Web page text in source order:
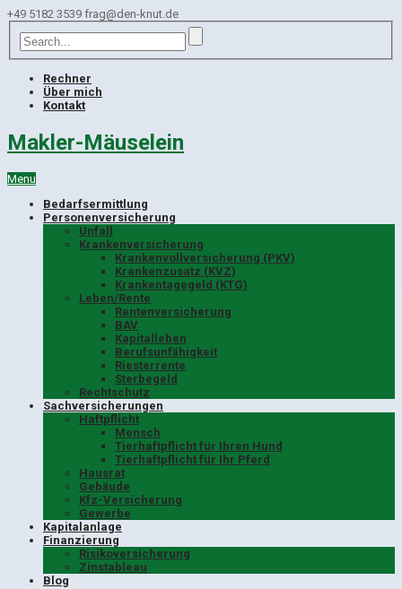
+49 5182 3539 frag@den-knut.de
Rechner
Über mich
Kontakt
Makler-Mäuselein
Menu
Bedarfsermittlung
Personenversicherung
Unfall
Krankenversicherung
Krankenvollversicherung (PKV)
Krankenzusatz (KVZ)
Krankentagegeld (KTG)
Leben/Rente
Rentenversicherung
BAV
Kapitalleben
Berufsunfähigkeit
Riesterrente
Sterbegeld
Rechtschutz
Sachversicherungen
Haftpflicht
Mensch
Tierhaftpflicht für Ihren Hund
Tierhaftpflicht für Ihr Pferd
Hausrat
Gebäude
Kfz-Versicherung
Gewerbe
Kapitalanlage
Finanzierung
Risikoversicherung
Zinstableau
Blog